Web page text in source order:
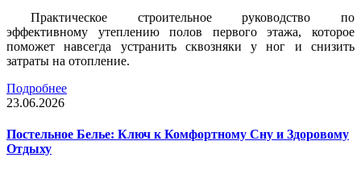
Практическое строительное руководство по
эффективному утеплению полов первого этажа, которое
поможет навсегда устранить сквозняки у ног и снизить
затраты на отопление.
Подробнее
23.06.2026
Постельное Белье: Ключ к Комфортному Сну и Здоровому
Отдыху